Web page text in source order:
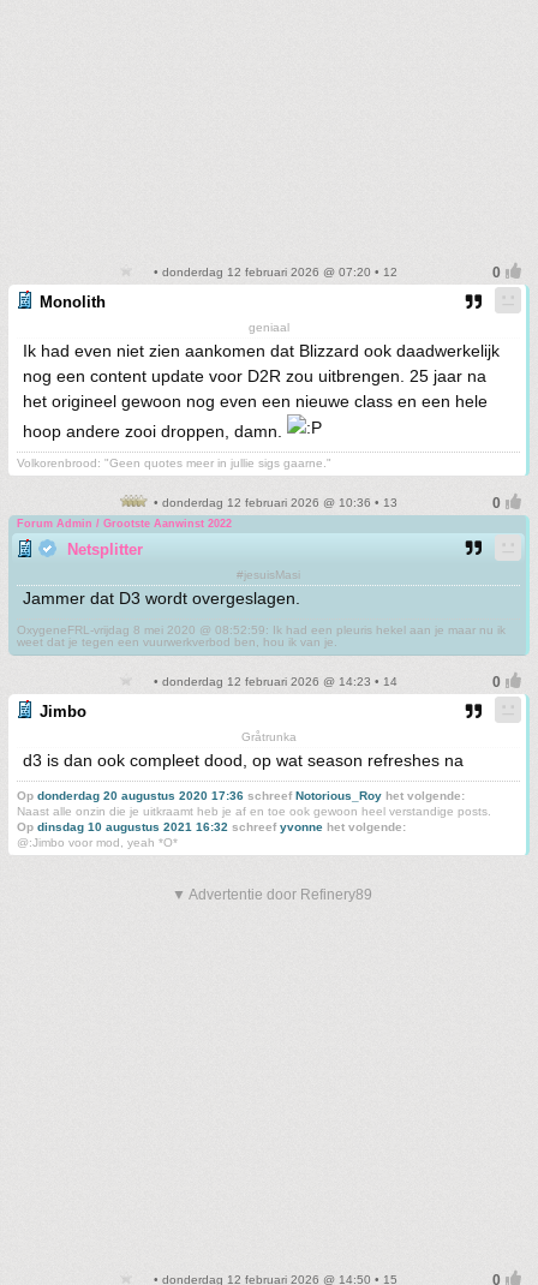
• donderdag 12 februari 2026 @ 07:20 • 12
Monolith
geniaal
Ik had even niet zien aankomen dat Blizzard ook daadwerkelijk
nog een content update voor D2R zou uitbrengen. 25 jaar na
het origineel gewoon nog even een nieuwe class en een hele
hoop andere zooi droppen, damn.
Volkorenbrood: "Geen quotes meer in jullie sigs gaarne."
• donderdag 12 februari 2026 @ 10:36 • 13
Forum Admin / Grootste Aanwinst 2022
Netsplitter
#jesuisMasi
Jammer dat D3 wordt overgeslagen.
OxygeneFRL-vrijdag 8 mei 2020 @ 08:52:59: Ik had een pleuris hekel aan je maar nu ik
weet dat je tegen een vuurwerkverbod ben, hou ik van je.
• donderdag 12 februari 2026 @ 14:23 • 14
Jimbo
Gråtrunka
d3 is dan ook compleet dood, op wat season refreshes na
Op donderdag 20 augustus 2020 17:36 schreefNotorious_Roy het volgende:
Naast alle onzin die je uitkraamt heb je af en toe ook gewoon heel verstandige posts.
Op dinsdag 10 augustus 2021 16:32 schreefyvonne het volgende:
@:Jimbo voor mod, yeah *O*
▼ Advertentie door Refinery89
• donderdag 12 februari 2026 @ 14:50 • 15